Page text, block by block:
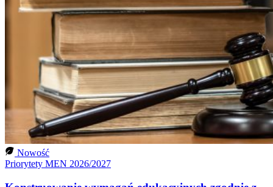
Nowość
Priorytety MEN 2026/2027